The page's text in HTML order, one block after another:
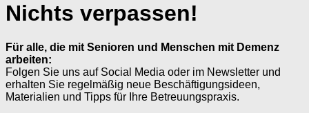
Nichts verpassen!
Für alle, die mit Senioren und Menschen mit Demenz
arbeiten:
Folgen Sie uns auf Social Media oder im Newsletter und
erhalten Sie regelmäßig neue Beschäftigungsideen,
Materialien und Tipps für Ihre Betreuungspraxis.